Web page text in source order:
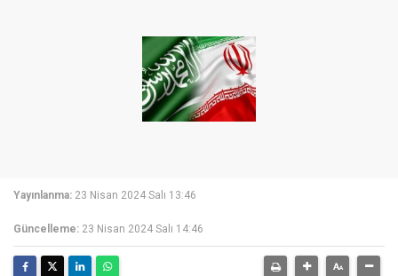
Yayınlanma: 23 Nisan 2024 Salı 13:46
Güncelleme: 23 Nisan 2024 Salı 14:46